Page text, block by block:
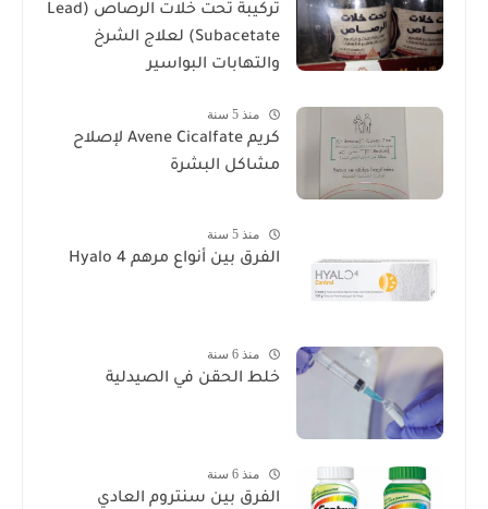
تركيبة تحت خلات الرصاص (Lead
Subacetate) لعلاج الشرخ
والتهابات البواسير
منذ 5 سنة
كريم Avene Cicalfate لإصلاح
مشاكل البشرة
منذ 5 سنة
الفرق بين أنواع مرهم Hyalo 4
منذ 6 سنة
خلط الحقن في الصيدلية
منذ 6 سنة
الفرق بين سنتروم العادي